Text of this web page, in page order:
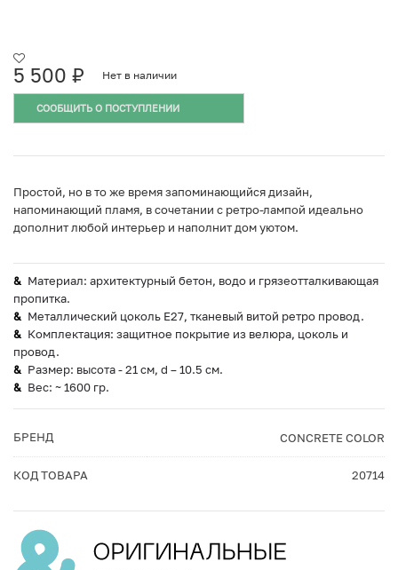
5 500 ₽ Нет в наличии
СООБЩИТЬ О ПОСТУПЛЕНИИ
Простой, но в то же время запоминающийся дизайн,
напоминающий пламя, в сочетании с ретро-лампой идеально
дополнит любой интерьер и наполнит дом уютом.
Материал: архитектурный бетон, водо и грязеотталкивающая
пропитка.
Металлический цоколь E27, тканевый витой ретро провод.
Комплектация: защитное покрытие из велюра, цоколь и
провод.
Размер: высота - 21 см, d – 10.5 см.
Вес: ~ 1600 гр.
БРЕНД CONCRETE COLOR
КОД ТОВАРА 20714